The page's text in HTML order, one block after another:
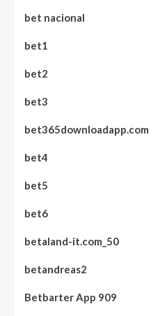
bet nacional
bet1
bet2
bet3
bet365downloadapp.com
bet4
bet5
bet6
betaland-it.com_50
betandreas2
Betbarter App 909